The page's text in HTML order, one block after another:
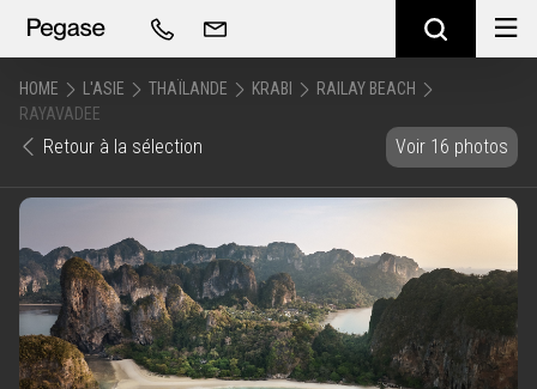
HOME L'ASIE THAÏLANDE KRABI
RAILAY BEACH
RAYAVADEE
Retour à la sélection Voir 16 photos